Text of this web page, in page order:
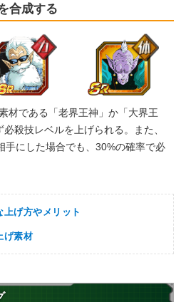
ーザの手下
するカテゴリー(
ック星編
恐怖の征服
リンク効果】
するリンクスキル(
するカテゴリー(4)】
をわたる戦士
の征服
るリンクスキル(
合成する
材である「老界王神」か「大界王
殺技レベルを上げられる。また、
手にした場合でも、30%の確率で必
げ方やメリット
げ素材